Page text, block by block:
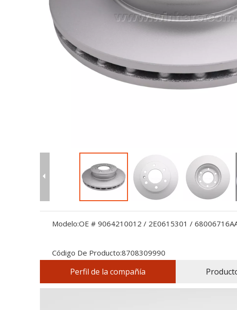
Modelo:OE # 9064210012 / 2E0615301 /
Código De Producto:8708309990
Perfil de la compañía